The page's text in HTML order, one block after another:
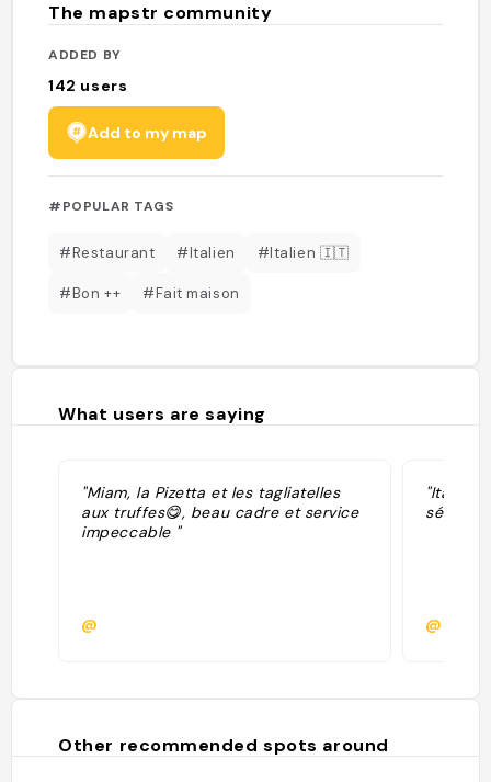
The mapstr community
ADDED BY
142 users
Add to my map
#POPULAR TAGS
#Restaurant #Italien #Italien 🇮🇹
#Bon ++ #Fait maison
What users are saying
"Miam, la Pizetta et les tagliatelles
aux truffes😋, beau cadre et service
impeccable "
@
"Italien,
Other recommended spots around